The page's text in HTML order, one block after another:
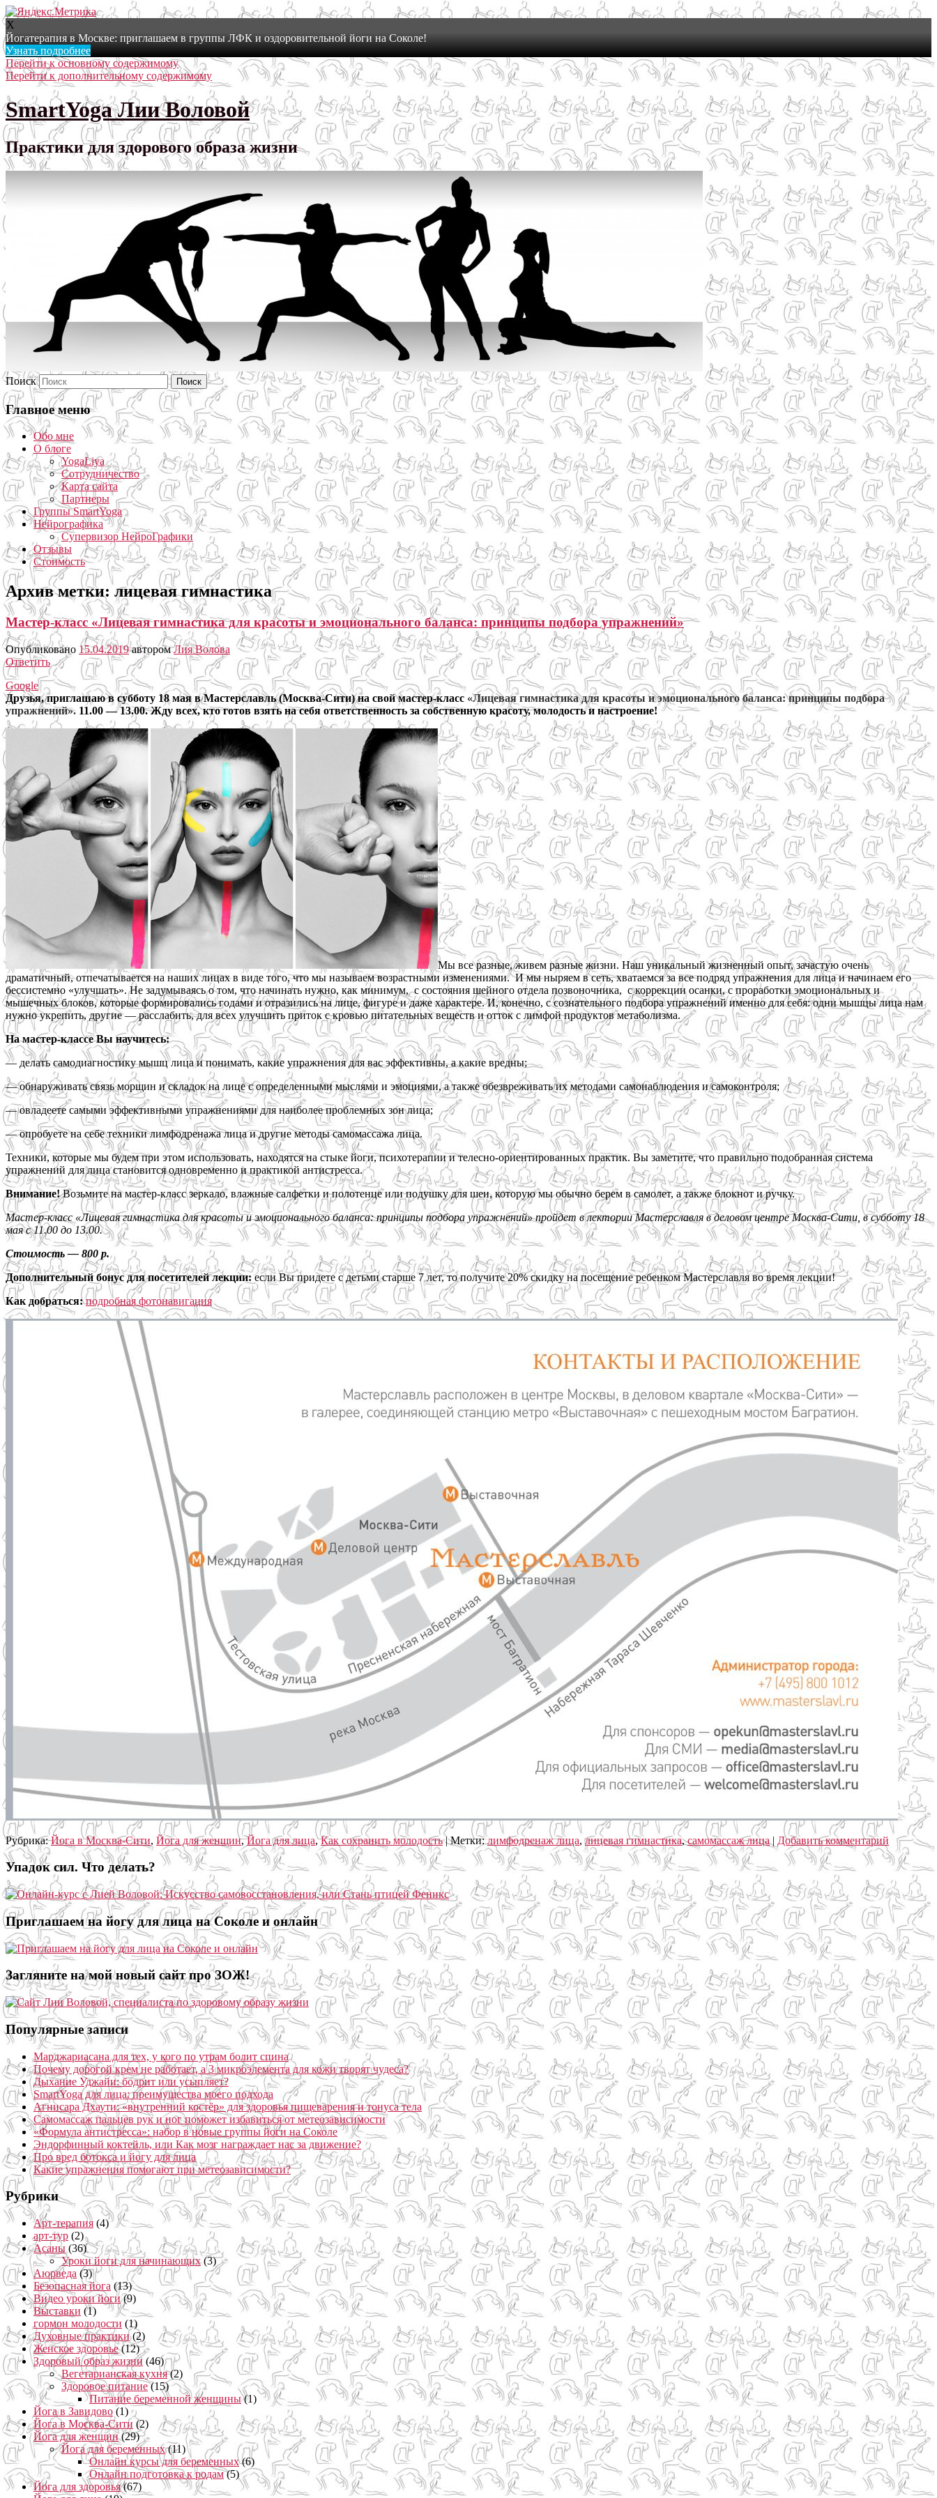
X
Йогатерапия в Москве: приглашаем в группы ЛФК и оздоровительной йоги на Соколе!
Узнать подробнее
Перейти к основному содержимому
Перейти к дополнительному содержимому
SmartYoga Лии Воловой
Практики для здорового образа жизни
Поиск
Главное меню
Обо мне
О блоге
YogaLiya
Сотрудничество
Карта сайта
Партнеры
Группы SmartYoga
Нейрографика
Супервизор НейроГрафики
Отзывы
Стоимость
Архив метки: лицевая гимнастика
Мастер-класс «Лицевая гимнастика для красоты и эмоционального баланса: принципы подбора упражнений»
Опубликовано 15.04.2019 авторомЛия Волова
Ответить
Google
Друзья, приглашаю в субботу 18 мая в Мастерславль (Москва-Сити) на свой мастер-класс «Лицевая гимнастика для красоты и эмоционального баланса: принципы подбора
упражнений». 11.00 — 13.00. Жду всех, кто готов взять на себя ответственность за собственную красоту, молодость и настроение!
Мы все разные, живем разные жизни. Наш уникальный жизненный опыт, зачастую очень
драматичный, отпечатывается на наших лицах в виде того, что мы называем возрастными изменениями. И мы ныряем в сеть, хватаемся за все подряд упражнения для лица и начинаем его
бессистемно «улучшать». Не задумываясь о том, что начинать нужно, как минимум, с состояния шейного отдела позвоночника, с коррекции осанки, с проработки эмоциональных и
мышечных блоков, которые формировались годами и отразились на лице, фигуре и даже характере. И, конечно, с сознательного подбора упражнений именно для себя: одни мышцы лица нам
нужно укрепить, другие — расслабить, для всех улучшить приток с кровью питательных веществ и отток с лимфой продуктов метаболизма.
На мастер-классе Вы научитесь:
— делать самодиагностику мышц лица и понимать, какие упражнения для вас эффективны, а какие вредны;
— обнаруживать связь морщин и складок на лице с определенными мыслями и эмоциями, а также обезвреживать их методами самонаблюдения и самоконтроля;
— овладеете самыми эффективными упражнениями для наиболее проблемных зон лица;
— опробуете на себе техники лимфодренажа лица и другие методы самомассажа лица.
Техники, которые мы будем при этом использовать, находятся на стыке йоги, психотерапии и телесно-ориентированных практик. Вы заметите, что правильно подобранная система
упражнений для лица становится одновременно и практикой антистресса.
Внимание!Возьмите на мастер-класс зеркало, влажные салфетки и полотенце или подушку для шеи, которую мы обычно берем в самолет, а также блокнот и ручку.
Мастер-класс «Лицевая гимнастика для красоты и эмоционального баланса: принципы подбора упражнений» пройдет в лектории Мастерславля в деловом центре Москва-Сити, в субботу 18
мая с 11.00 до 13.00.
Стоимость — 800 р.
Дополнительный бонус для посетителей лекции: если Вы придете с детьми старше 7 лет, то получите 20% скидку на посещение ребенком Мастерславля во время лекции!
Как добраться:подробная фотонавигация
Рубрика: Йога в Москва-Сити, Йога для женщин,Йога для лица,Как сохранить молодость |Метки: лимфодренаж лица,лицевая гимнастика,самомассаж лица | Добавить комментарий
Упадок сил. Что делать?
Приглашаем на йогу для лица на Соколе и онлайн
Загляните на мой новый сайт про ЗОЖ!
Популярные записи
Марджариасана для тех, у кого по утрам болит спина
Почему дорогой крем не работает, а 3 микроэлемента для кожи творят чудеса?
Дыхание Уджайи: бодрит или усыпляет?
SmartYoga для лица: преимущества моего подхода
Агнисара Дхаути: «внутренний костёр» для здоровья пищеварения и тонуса тела
Самомассаж пальцев рук и ног поможет избавиться от метеозависимости
«Формула антистресса»: набор в новые группы йоги на Соколе
Эндорфинный коктейль, или Как мозг награждает нас за движение?
Про вред ботокса и йогу для лица
Какие упражнения помогают при метеозависимости?
Рубрики
Арт-терапия (4)
арт-тур (2)
Асаны (36)
Уроки йоги для начинающих(3)
Аюрведа (3)
Безопасная йога (13)
Видео уроки йоги(9)
Выставки (1)
гормон молодости (1)
Духовные практики(2)
Женское здоровье(12)
Здоровый образ жизни (46)
Вегетарианская кухня(2)
Здоровое питание(15)
Питание беременной женщины(1)
Йога в Завидово (1)
Йога в Москва-Сити (2)
Йога для женщин(29)
Йога для беременных(11)
Онлайн курсы для беременных(6)
Онлайн подготовка к родам(5)
Йога для здоровья(67)